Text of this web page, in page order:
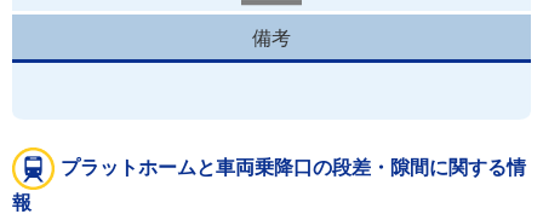
備考
プラットホームと車両乗降口の段差・隙間に関する情
報